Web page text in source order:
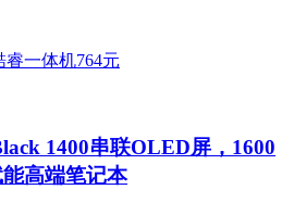
1400串联OLED屏，1600
高端笔记本